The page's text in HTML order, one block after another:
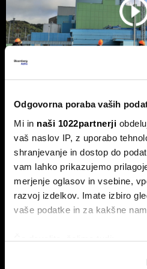
Odgovorna poraba vaših
Mi in naši 1022partnerji
vaš naslov IP, z uporabo
shranjevanje in dostop do
vam lahko prikazujemo
merjenje oglasov in vsebine,
razvoj izdelkov. Imate izbiro
vaše podatke in za kakšne
Če dovolite, želimo tudi:
Zbirati informacije o
NEK predvidoma
delovanja, lahko
pravi Gorazd
Slovenska nuklearka
delovanja, v naslednjih treh ali
verjetnosti reaktor morali